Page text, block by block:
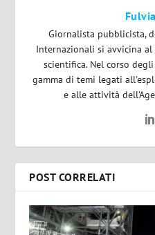
Giornalista pubblicista,
Internazionali si avvicina
scientifica. Nel corso
gamma di temi legati
e alle attività
POST CORRELATI